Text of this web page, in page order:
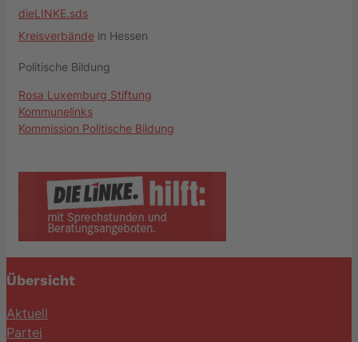
dieLINKE.sds
Kreisverbände in Hessen
Politische Bildung
Rosa Luxemburg Stiftung
Kommunelinks
Kommission Politische Bildung
Übersicht
Aktuell
Partei